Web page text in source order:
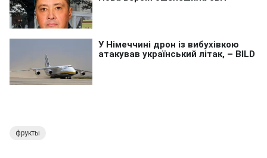
фрукты